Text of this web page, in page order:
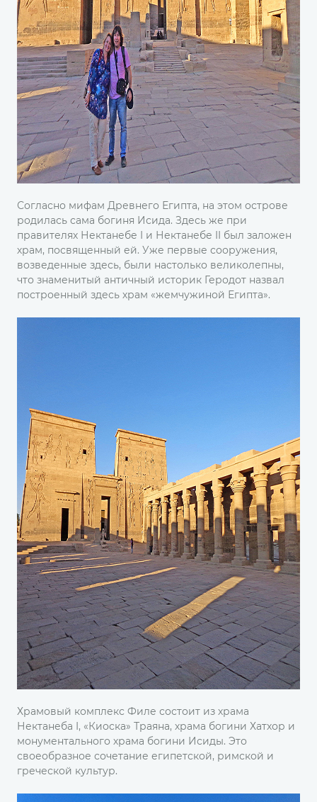
Согласно мифам Древнего Египта, на этом острове
родилась сама богиня Исида. Здесь же при
правителях Нектанебе I и Нектанебе II был заложен
храм, посвященный ей. Уже первые сооружения,
возведенные здесь, были настолько великолепны,
что знаменитый античный историк Геродот назвал
построенный здесь храм «жемчужиной Египта».
Храмовый комплекс Филе состоит из храма
Нектанеба I, «Киоска» Траяна, храма богини Хатхор и
монументального храма богини Исиды. Это
своеобразное сочетание египетской, римской и
греческой культур.